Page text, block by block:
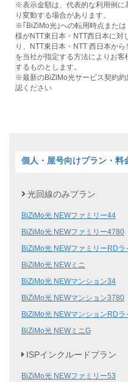
※表示金額は、代表的な利用例に
り変動する場合があります。
※｢BiZiMo光｣への転用時点また
様がNTT東日本・NTT西日本に対
り、NTT東日本・NTT 西日本か
を当社が指定する方法によりお
するものとします。
※最新のBiZiMo光サービス契約約
認ください
個人・屋号向けプラン・料
光回線のみプラン
BiZiMo光 NEWファミリー44
BiZiMo光 NEWファミリー4780
BiZiMo光 NEWファミリーRDラ
BiZiMo光 NEWミニ
BiZiMo光 NEWマンション34
BiZiMo光 NEWマンション3780
BiZiMo光 NEWマンションRDラ
BiZiMo光 NEWミニG
ISPインクルードプラン
BiZiMo光 NEWファミリー53